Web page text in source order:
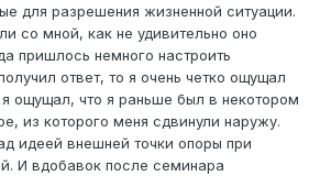
для разрешения жизненной ситуации.
со мной, как не удивительно оно
пришлось немного настроить
ответ, то я очень четко ощущал
ощущал, что я раньше был в некотором
из которого меня сдвинули наружу.
идеей внешней точки опоры при
И вдобавок после семинара